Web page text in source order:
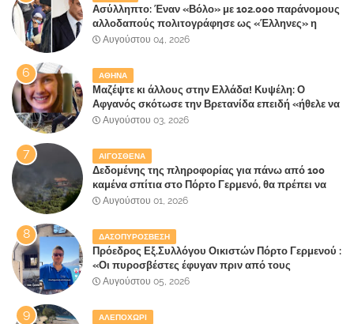
Ασύλληπτο: Έναν «Βόλο» με 102.000 παράνομους
αλλοδαπούς πολιτογράφησε ως «Έλληνες» η
κυβέρνηση!
Αυγούστου 04, 2026
ΑΘΗΝΑ
Μαζέψτε κι άλλους στην Ελλάδα! Κυψέλη: Ο
Αφγανός σκότωσε την Βρετανίδα επειδή «ήθελε να
κάνει τη σύντροφό του χριστιανή»
Αυγούστου 03, 2026
ΑΙΓΟΣΘΕΝΑ
Δεδομένης της πληροφορίας για πάνω από 100
καμένα σπίτια στο Πόρτο Γερμενό, θα πρέπει να
αναζητηθούν ευθύνες για την ολοσχερή
επίγειου παραδείσου της Αττικής
Αυγούστου 01, 2026
ΔΑΣΟΠΥΡΟΣΒΕΣΗ
Πρόεδρος Εξ.Συλλόγου Οικιστών Πόρτο Γερμενού :
«Οι πυροσβέστες έφυγαν πριν από τους
κατοίκους»
Αυγούστου 05, 2026
ΑΛΕΠΟΧΩΡΙ